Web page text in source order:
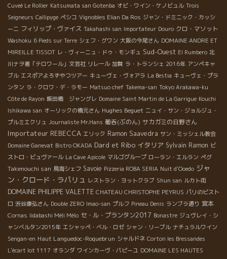
Cuveé Le Rollier Katsumata san Gotenba オビ・ワイン・ケノビュル Trois
Seigneurs Callipyge ペシコ Vignobles Elian Da Ros ジャン・ドミニック・カッシ
ーニ フィリップ・ヴァイス Takahashi san Importateur Douro クロ・マソット
Washoku 6 Pieds sur Terre シェフ・グワン 大阪の今尾さん DOMAINE ANDRE ET
MIREILLE TISSOT レ・ヴィーニュ・ドゥ・モンギュ Sud-Ouest El Rumbero 北
川ナヲ著「テロワール」文芸社 リレール 加賀 ラ・トランシェ 2016年 アンペキャ
ブル エスポアよろずやつツアー キューヴェ・ヴォアラ La Bestia キューヴェ・プラ
ンタン ラ・クロワ・デ・ラモー Matsuo chef Takema-san Tokyo Arakawa-ku
Côte de Rayon 飯田橋 ジャングレ Domaine Saint Martin de La Garrigue Kouchi
Ishikawa san オーリックの橋元さん Hughes Beguet ニュイ・サン・ジョルジュ・
プルミエクリュ Journaliste Mr.Hans 葡呑(ぶのん) サカガミの日野さん
Importateur REBECCA エリック Ramon Saavedra サン・ミッシェル教会
Domaine Ganevat Bistro OKADA Dard et Ribo イタリア Sylvain Ramon ビ
ストロ・ビュヴァール La Cave Apicole マルゴグループ ローラン・エルラン ペグ
Takenouchi san 鳥海シェフ Savoie Pizzeria ROBA SERIA Nuit d'Ooedo ジャ
ン・クロード・ラパリュ レストラン・ヨットクラブ Shun san ルカト街
DOMAINE PHILIPPE VALETTE CHATEAU CHRISTOPHE PEYRUS パリのビスト
ロ 渋谷康弘さん Double ZERO Imao-san プルフ Pineau Denis ランブラ通り 宮本
Cornas Iidabashi Méli Mélo セ・ル・プランタン2017 Bonastre ジュヴレイ・シ
ャンベルタン2015年 エシャッペ・ベル・ロゼ シャン・リーブル ナチュラルワイン
Sengan-en Haut Languedoc-Roquebrun シャルドネ Corton les Bressandes
L'écart lot 1117 オランダ ワインカーヴ・パピーユ DOMAINE LES HAUTES